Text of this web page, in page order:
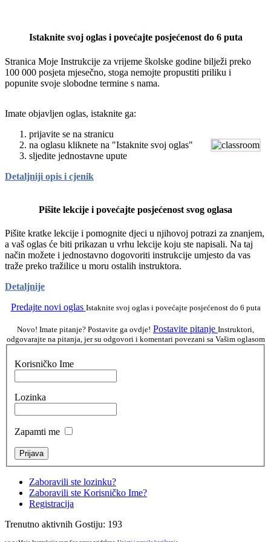
Istaknite svoj oglas i povećajte posjećenost do 6 puta
Stranica Moje Instrukcije za vrijeme školske godine bilježi preko
100 000 posjeta mjesečno, stoga nemojte propustiti priliku i
popunite svoje slobodne termine s nama.
Imate objavljen oglas, istaknite ga:
prijavite se na stranicu
na oglasu kliknete na "Istaknite svoj oglas"
sljedite jednostavne upute
Detaljniji opis i cjenik
Pišite lekcije i povećajte posjećenost svog oglasa
Pišite kratke lekcije i pomognite djeci u njihovoj potrazi za znanjem,
a vaš oglas će biti prikazan u vrhu lekcije koju ste napisali. Na taj
način možete i jednostavno dogovoriti instrukcije umjesto da vas
traže preko tražilice u moru ostalih instruktora.
Detaljnije
Predajte novi oglas Istaknite svoj oglas i povećajte posjećenost do 6 puta
Novo! Imate pitanje? Postavite ga ovdje! Postavite pitanje Instruktori,
odgovarajte na pitanja, jer su odgovori i komentari povezani sa Vašim oglasom
Korisničko Ime
Lozinka
Zapamti me
Zaboravili ste lozinku?
Zaboravili ste Korisničko Ime?
Registracija
Trenutno aktivnih Gostiju: 193